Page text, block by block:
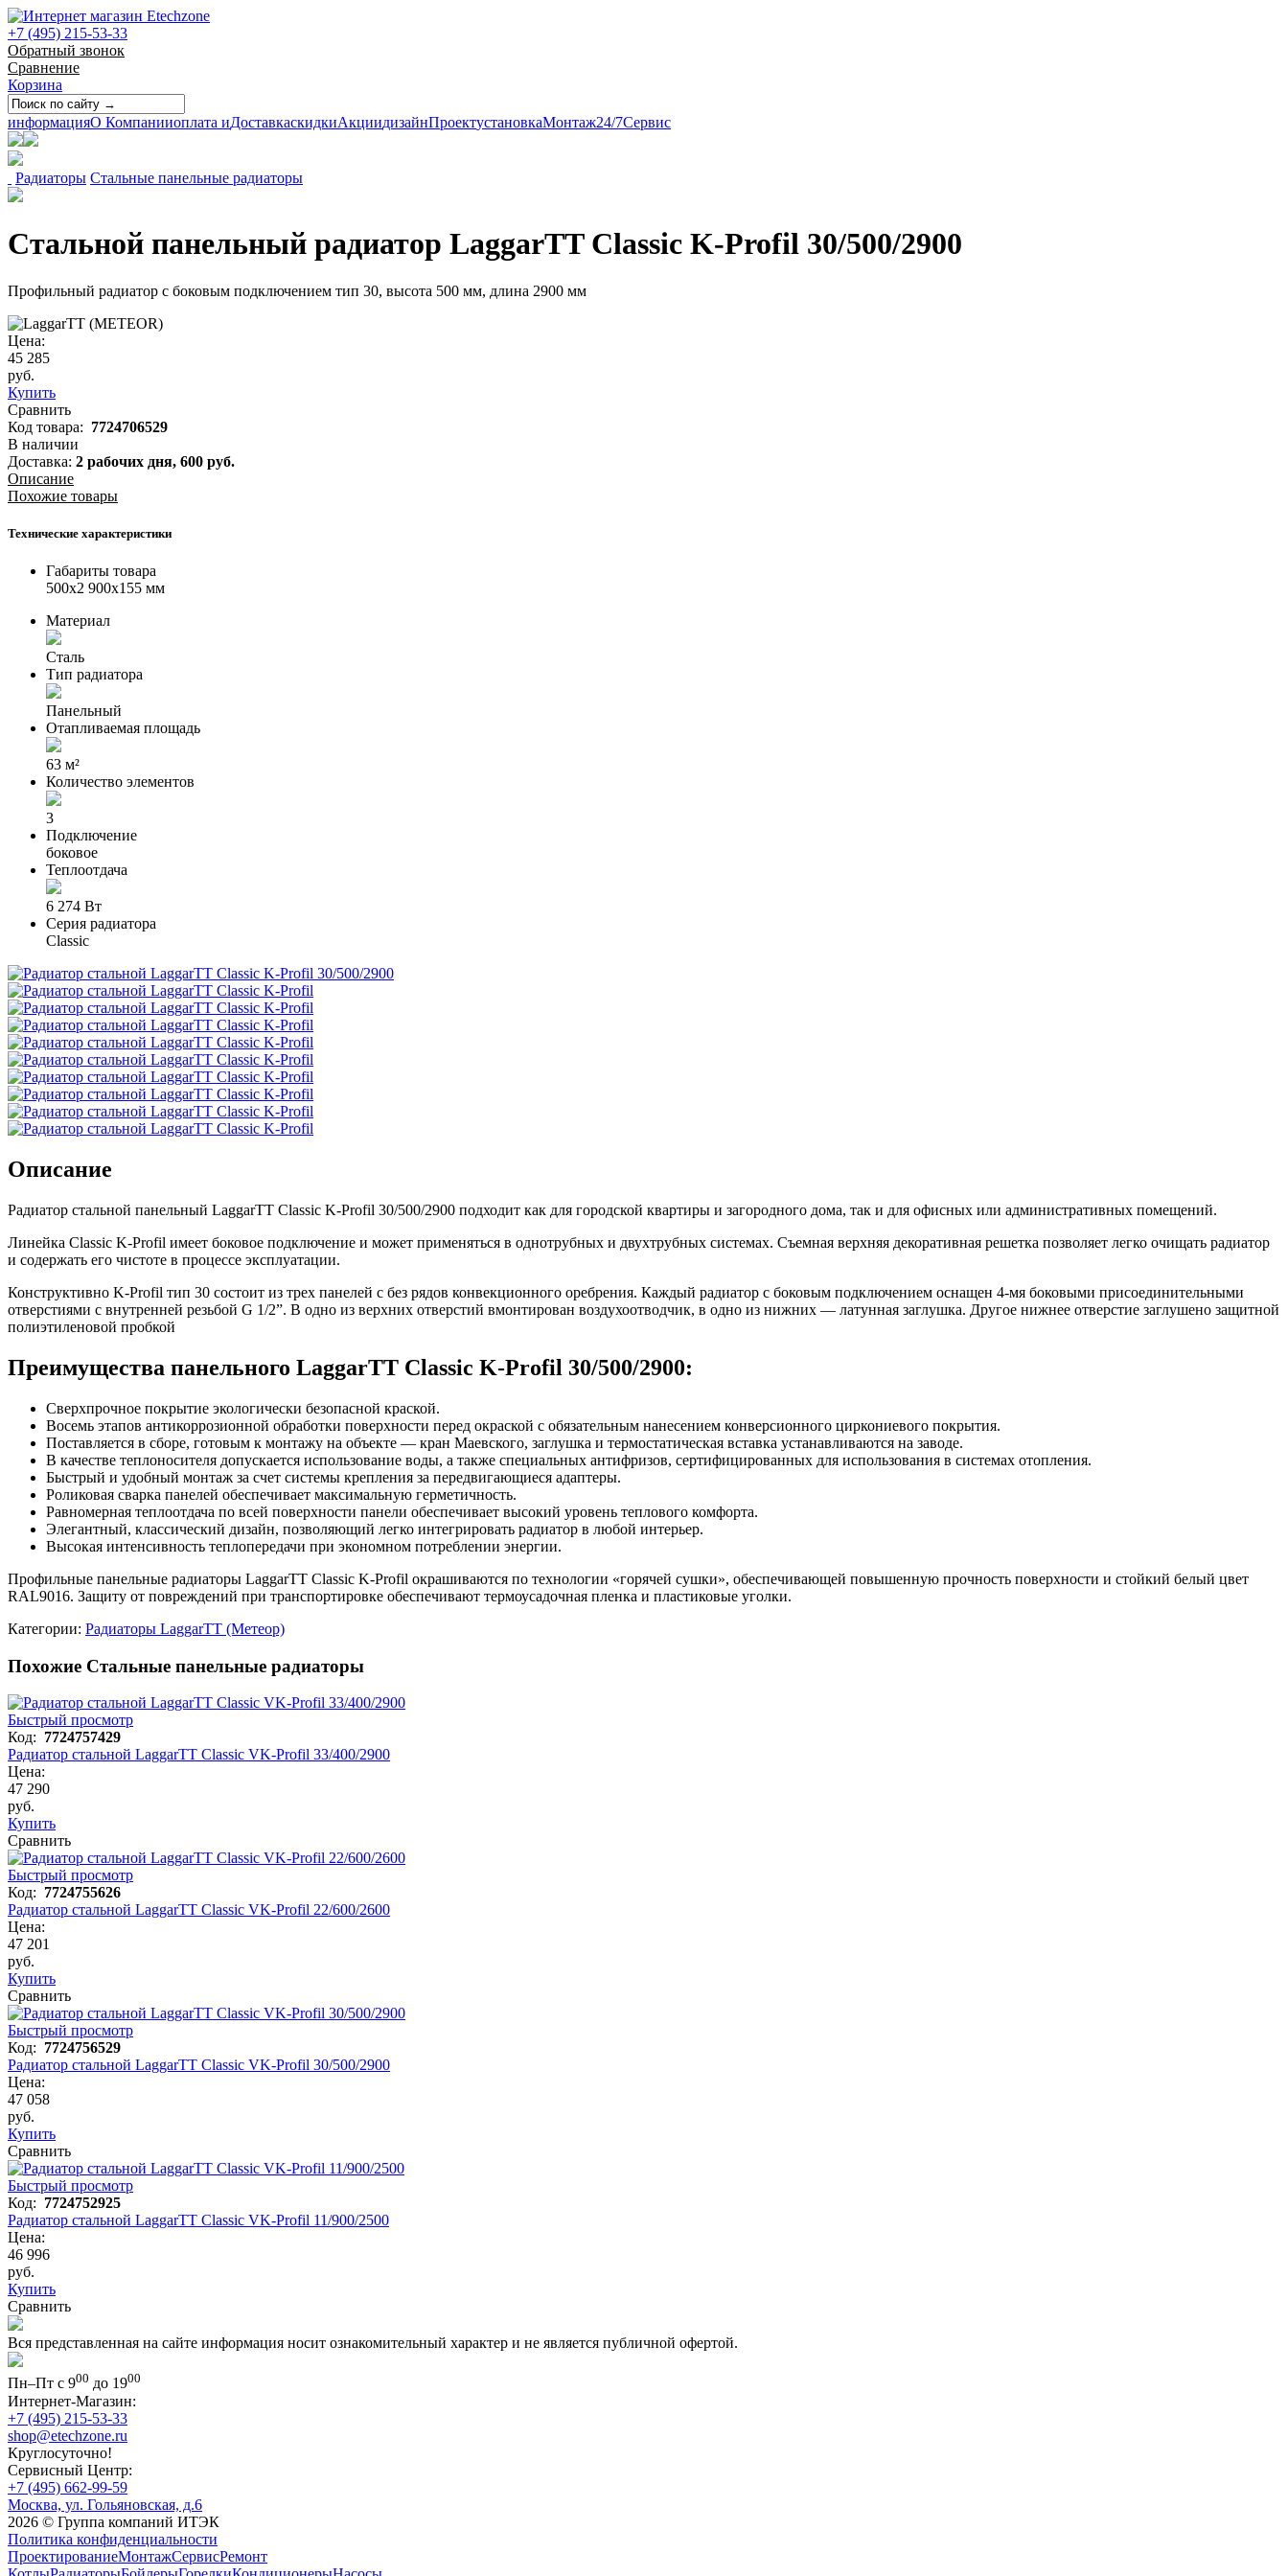
+7 (495) 215-53-33
Обратный звонок
Сравнение
Корзина
информацияО Компанииоплата иДоставкаскидкиАкциидизайнПроектустановкаМонтаж24/7Сервис
Радиаторы Стальные панельные радиаторы
Стальной панельный радиатор LaggarTT Classic K-Profil 30/500/2900
Профильный радиатор с боковым подключением тип 30, высота 500 мм, длина 2900 мм
Цена:
45 285
руб.
Купить
Сравнить
Код товара: 7724706529
В наличии
Доставка: 2 рабочих дня, 600 руб.
Описание
Похожие товары
Технические характеристики
Габариты товара
500x2 900x155 мм
Материал
Сталь
Тип радиатора
Панельный
Отапливаемая площадь
63 м²
Количество элементов
3
Подключение
боковое
Теплоотдача
6 274 Вт
Серия радиатора
Classic
Описание
Радиатор стальной панельный LaggarTT Classic K-Profil 30/500/2900 подходит как для городской квартиры и загородного дома, так и для офисных или административных помещений.
Линейка Classic K-Profil имеет боковое подключение и может применяться в однотрубных и двухтрубных системах. Съемная верхняя декоративная решетка позволяет легко очищать радиатор
и содержать его чистоте в процессе эксплуатации.
Конструктивно K-Profil тип 30 состоит из трех панелей с без рядов конвекционного оребрения. Каждый радиатор с боковым подключением оснащен 4-мя боковыми присоединительными
отверстиями с внутренней резьбой G 1/2”. В одно из верхних отверстий вмонтирован воздухоотводчик, в одно из нижних — латунная заглушка. Другое нижнее отверстие заглушено защитной
полиэтиленовой пробкой
Преимущества панельного LaggarTT Classic K-Profil 30/500/2900:
Сверхпрочное покрытие экологически безопасной краской.
Восемь этапов антикоррозионной обработки поверхности перед окраской с обязательным нанесением конверсионного циркониевого покрытия.
Поставляется в сборе, готовым к монтажу на объекте — кран Маевского, заглушка и термостатическая вставка устанавливаются на заводе.
В качестве теплоносителя допускается использование воды, а также специальных антифризов, сертифицированных для использования в системах отопления.
Быстрый и удобный монтаж за счет системы крепления за передвигающиеся адаптеры.
Роликовая сварка панелей обеспечивает максимальную герметичность.
Равномерная теплоотдача по всей поверхности панели обеспечивает высокий уровень теплового комфорта.
Элегантный, классический дизайн, позволяющий легко интегрировать радиатор в любой интерьер.
Высокая интенсивность теплопередачи при экономном потреблении энергии.
Профильные панельные радиаторы LaggarTT Classic K-Profil окрашиваются по технологии «горячей сушки», обеспечивающей повышенную прочность поверхности и стойкий белый цвет
RAL9016. Защиту от повреждений при транспортировке обеспечивают термоусадочная пленка и пластиковые уголки.
Категории: Радиаторы LaggarTT (Метеор)
Похожие Стальные панельные радиаторы
Быстрый просмотр
Код: 7724757429
Радиатор стальной LaggarTT Classic VK-Profil 33/400/2900
Цена:
47 290
руб.
Купить
Сравнить
Быстрый просмотр
Код: 7724755626
Радиатор стальной LaggarTT Classic VK-Profil 22/600/2600
Цена:
47 201
руб.
Купить
Сравнить
Быстрый просмотр
Код: 7724756529
Радиатор стальной LaggarTT Classic VK-Profil 30/500/2900
Цена:
47 058
руб.
Купить
Сравнить
Быстрый просмотр
Код: 7724752925
Радиатор стальной LaggarTT Classic VK-Profil 11/900/2500
Цена:
46 996
руб.
Купить
Сравнить
Вся представленная на сайте информация носит ознакомительный характер и не является публичной офертой.
Пн–Пт с 900 до 1900
Интернет-Магазин:
+7 (495) 215-53-33
shop@etechzone.ru
Круглосуточно!
Сервисный Центр:
+7 (495) 662-99-59
Москва, ул. Гольяновская, д.6
2026 © Группа компаний ИТЭК
Политика конфиденциальности
ПроектированиеМонтажСервисРемонт